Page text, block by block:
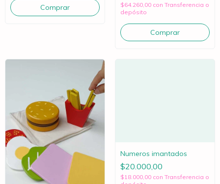
$64.260,00 con Transferencia o
depósito
Numeros imantados
$20.000,00
$18.000,00 con Transferencia o